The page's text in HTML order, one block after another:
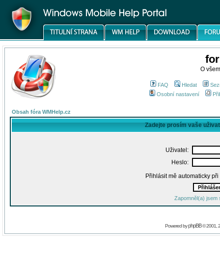
O
FAQ Hledat
Osobní nastavení
Obsah fóra WMHelp.cz
Zadejte prosím vaše
Uživatel:
Heslo:
Přihlásit mě automaticky
Zapomněl(a) jsem
Powered byphpBB© 2001,